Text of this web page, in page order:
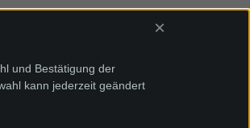
×
und Bestätigung der
kann jederzeit geändert